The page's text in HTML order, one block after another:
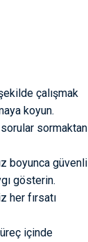
çalışmak
koyun.
sormaktan
boyunca güvenli
gösterin.
her fırsatı
içinde